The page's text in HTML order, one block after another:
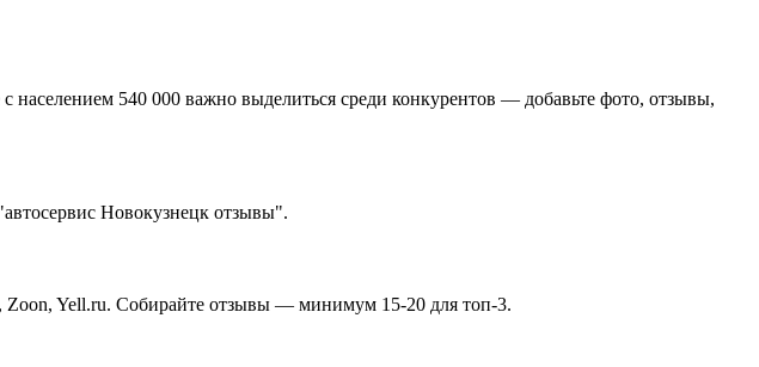
540 000 важно выделиться среди конкурентов — добавьте фото, отзывы,
Новокузнецк отзывы".
Zoon, Yell.ru. Собирайте отзывы — минимум 15-20 для топ-3.